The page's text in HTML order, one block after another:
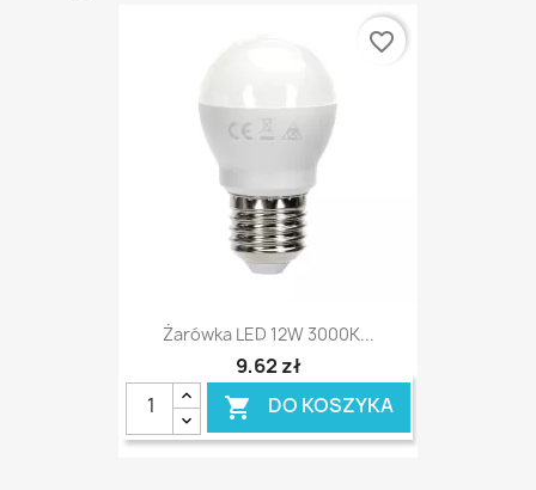
Żarówka LED 12W 3000K...
9,62 zł
 DO KOSZYKA
favorite_border